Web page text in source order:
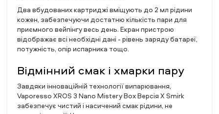
Два вбудованих картриджі вміщують до 2 мл рідини
кожен, забезпечуючи достатню кількість пари для
приємного вейпінгу весь день. Екран пристрою
відображає всі необхідні дані - рівень заряду батареї,
потужність, опір испарника тощо.
Відмінний смак і хмарки пару
Завдяки інноваційній технології випарювання,
Vaporesso XROS 3 Nano Mistery Box Версія X Smirk
забезпечує чистий і насичений смак рідини, не